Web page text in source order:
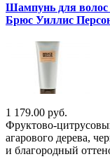
Шампунь для волос
Брюс Уиллис
1 179.00 руб.
Фруктово-
агарового дерева,
и благородный